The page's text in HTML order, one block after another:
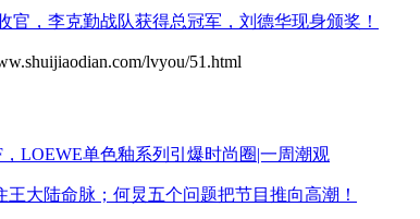
官，李克勤战队获得总冠军，刘德华现身颁奖！
lvyou/51.html
LOEWE单色釉系列引爆时尚圈|一周潮观
王大陆命脉；何炅五个问题把节目推向高潮！